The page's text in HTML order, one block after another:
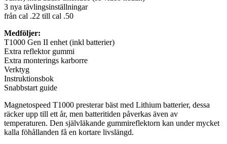
3 nya tävlingsinställningar
från cal .22 till cal .50
Medföljer:
T1000 Gen II enhet (inkl batterier)
Extra reflektor gummi
Extra monterings karborre
Verktyg
Instruktionsbok
Snabbstart guide
Magnetospeed T1000 presterar bäst med Lithium batterier, dessa
räcker upp till ett år, men batteritiden påverkas även av
temperaturen. Den självläkande gummireflektorn kan under mycket
kalla föhållanden få en kortare livslängd.